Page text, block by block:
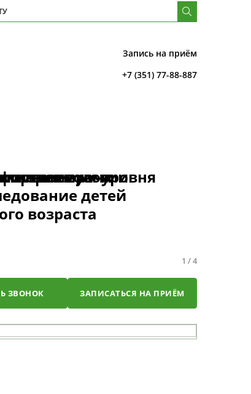
Запись на приём
+7 (351) 77-88-887
врачи
детей
возраста
технологии
премиум-уровня
1 /4
ЗВОНОК ЗАПИСАТЬСЯ НА ПРИЁМ